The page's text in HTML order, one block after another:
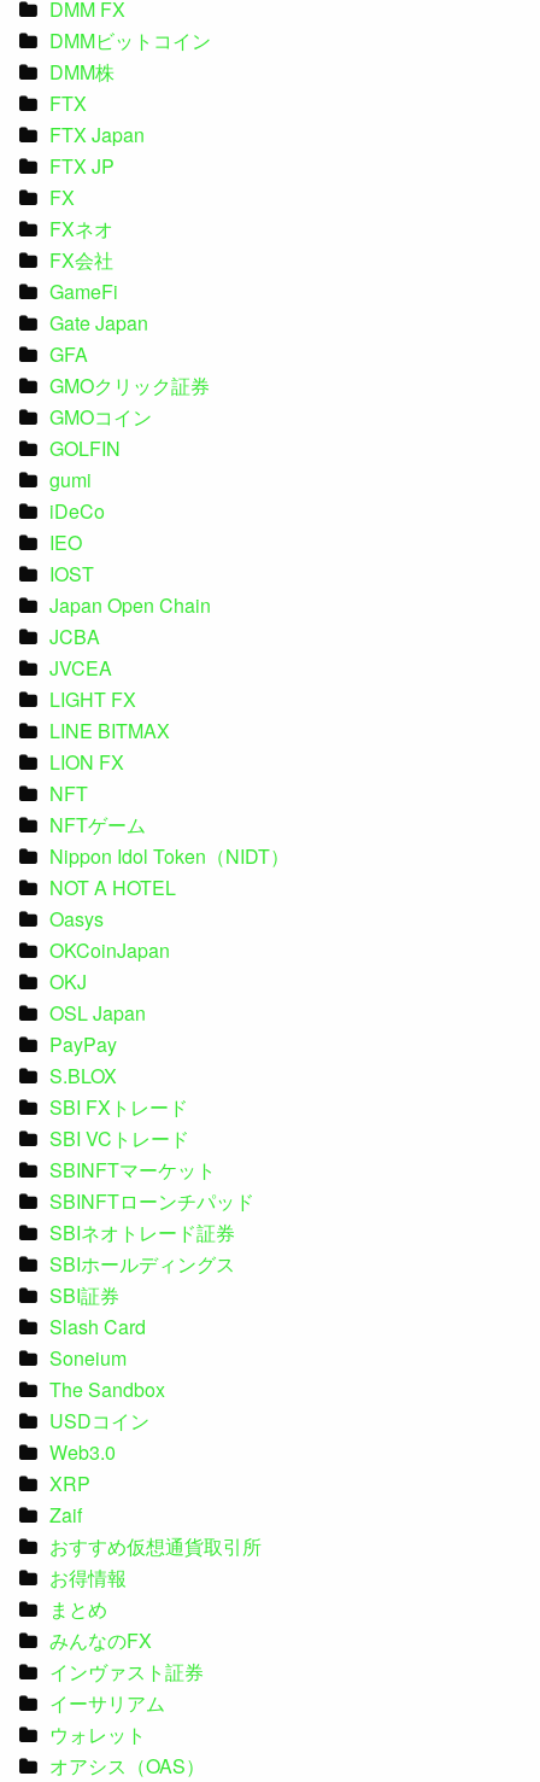
DMM FX
DMMビットコイン
DMM株
FTX
FTX Japan
FTX JP
FX
FXネオ
FX会社
GameFi
Gate Japan
GFA
GMOクリック証券
GMOコイン
GOLFIN
gumi
iDeCo
IEO
IOST
Japan Open Chain
JCBA
JVCEA
LIGHT FX
LINE BITMAX
LION FX
NFT
NFTゲーム
Nippon Idol Token（NIDT）
NOT A HOTEL
Oasys
OKCoinJapan
OKJ
OSL Japan
PayPay
S.BLOX
SBI FXトレード
SBI VCトレード
SBINFTマーケット
SBINFTローンチパッド
SBIネオトレード証券
SBIホールディングス
SBI証券
Slash Card
Soneium
The Sandbox
USDコイン
Web3.0
XRP
Zaif
おすすめ仮想通貨取引所
お得情報
まとめ
みんなのFX
インヴァスト証券
イーサリアム
ウォレット
オアシス（OAS）